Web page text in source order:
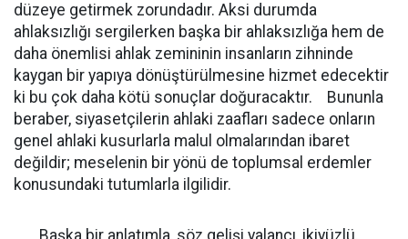
düzeye getirmek zorundadır. Aksi durumda
ahlaksızlığı sergilerken başka bir ahlaksızlığa hem de
daha önemlisi ahlak zemininin insanların zihninde
kaygan bir yapıya dönüştürülmesine hizmet edecektir
ki bu çok daha kötü sonuçlar doğuracaktır. Bununla
beraber, siyasetçilerin ahlaki zaafları sadece onların
genel ahlaki kusurlarla malul olmalarından ibaret
değildir; meselenin bir yönü de toplumsal erdemler
konusundaki tutumlarla ilgilidir.
Başka bir anlatımla, söz gelişi yalancı, ikiyüzlü,